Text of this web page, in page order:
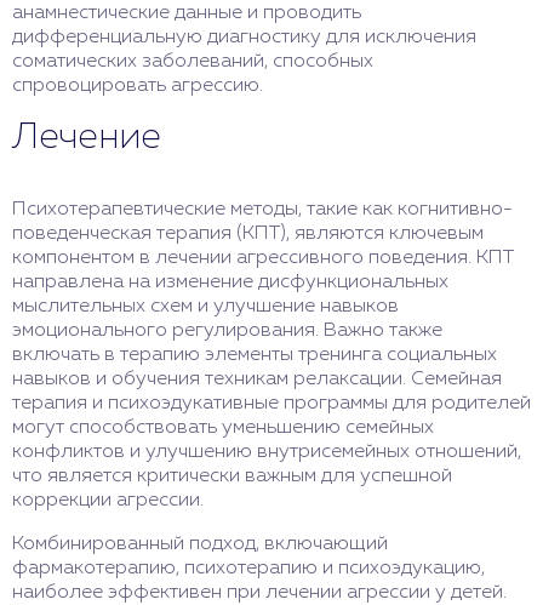
анамнестические данные и проводить
дифференциальную диагностику для исключения
соматических заболеваний, способных
спровоцировать агрессию.
Лечение
Психотерапевтические методы, такие как когнитивно-
поведенческая терапия (КПТ), являются ключевым
компонентом в лечении агрессивного поведения. КПТ
направлена на изменение дисфункциональных
мыслительных схем и улучшение навыков
эмоционального регулирования. Важно также
включать в терапию элементы тренинга социальных
навыков и обучения техникам релаксации. Семейная
терапия и психоэдукативные программы для родителей
могут способствовать уменьшению семейных
конфликтов и улучшению внутрисемейных отношений,
что является критически важным для успешной
коррекции агрессии.
Комбинированный подход, включающий
фармакотерапию, психотерапию и психоэдукацию,
наиболее эффективен при лечении агрессии у детей.